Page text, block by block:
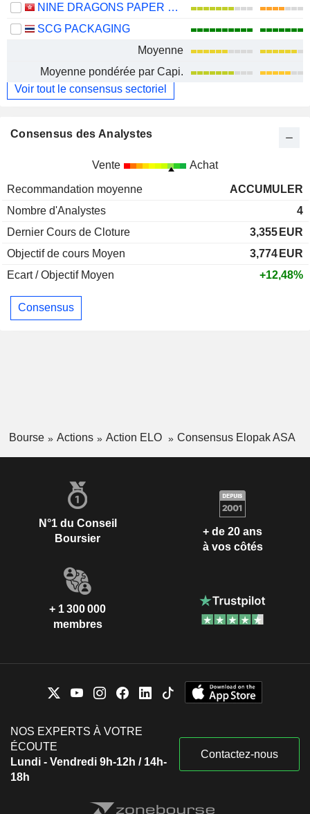
NINE DRAGONS PAPER (HOLDINGS) LIMITED
SCG PACKAGING
Moyenne
Moyenne pondérée par Capi.
Voir tout le consensus sectoriel
Consensus des Analystes
Vente Achat
Recommandation moyenne
ACCUMULER
Nombre d'Analystes
4
Dernier Cours de Cloture
3,355 EUR
Objectif de cours Moyen
3,774 EUR
Ecart / Objectif Moyen
+12,48%
Consensus
Bourse Actions Action ELO Consensus Elopak ASA
N°1 du Conseil
Boursier
+ de 20 ans
à vos côtés
+ 1 300 000
membres
NOS EXPERTS À VOTRE
ÉCOUTE
Lundi - Vendredi 9h-12h / 14h-
18h
Contactez-nous